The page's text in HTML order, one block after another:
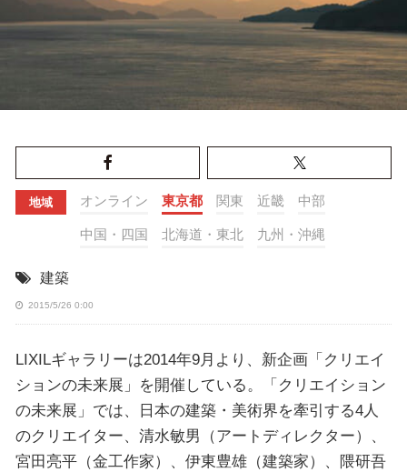
地域 オンライン 東京都 関東 近畿 中部
中国・四国 北海道・東北 九州・沖縄
建築
2015/5/26 0:00
LIXILギャラリーは2014年9月より、新企画「クリエイ
ションの未来展」を開催している。「クリエイション
の未来展」では、日本の建築・美術界を牽引する4人
のクリエイター、清水敏男（アートディレクター）、
宮田亮平（金工作家）、伊東豊雄（建築家）、隈研吾